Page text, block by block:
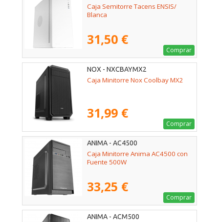
Caja Semitorre Tacens ENSIS/
Blanca
31,50 €
Comprar
NOX - NXCBAYMX2
Caja Minitorre Nox Coolbay MX2
31,99 €
Comprar
ANIMA - AC4500
Caja Minitorre Anima AC4500 con
Fuente 500W
33,25 €
Comprar
ANIMA - ACM500